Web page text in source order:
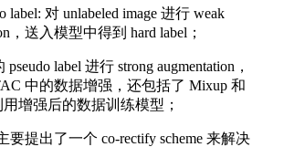
label: 对 unlabeled image 进行 weak
，送入模型中得到 hard label；
label 进行 strong augmentation，
中的数据增强，还包括了 Mixup 和
用增强后的数据训练模型；
要提出了一个 co-rectify scheme 来解决